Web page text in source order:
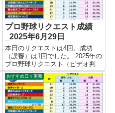
プロ野球リクエスト成績
_2025年6月29日
本日のリクエストは4回。成功
（誤審）は1回でした。 2025年の
プロ野球リクエスト（ビデオ判
定）成績を記録集計しています。
今シーズンのリクエスト成功率は
これで22.9%。リクエスト数253
回、成功58回、失敗195回となり
ました。 【リクエ...
おすすめ日々更新